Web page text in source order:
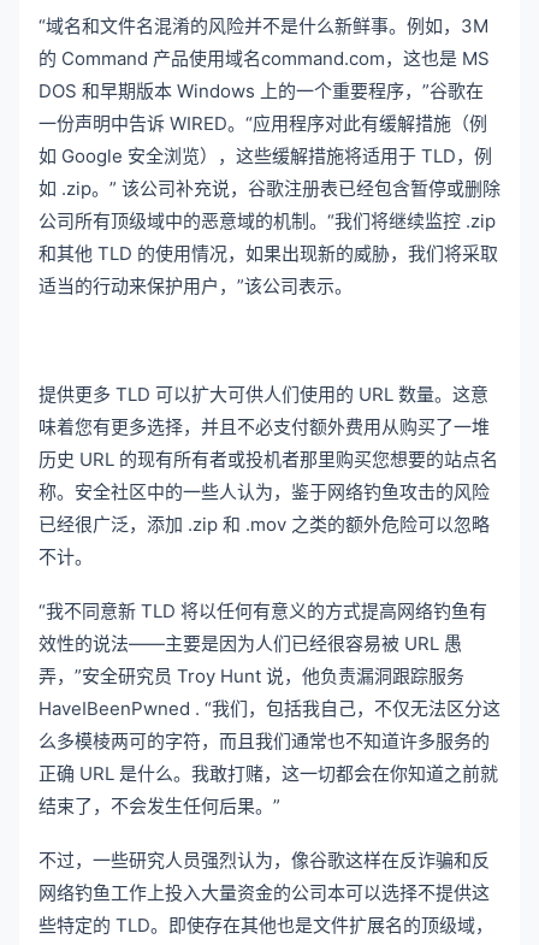
“域名和文件名混淆的风险并不是什么新鲜事。例如，3M
的 Command 产品使用域名command.com，这也是 MS
DOS 和早期版本 Windows 上的一个重要程序，”谷歌在
一份声明中告诉 WIRED。“应用程序对此有缓解措施（例
如 Google 安全浏览），这些缓解措施将适用于 TLD，例
如 .zip。” 该公司补充说，谷歌注册表已经包含暂停或删除
公司所有顶级域中的恶意域的机制。“我们将继续监控 .zip
和其他 TLD 的使用情况，如果出现新的威胁，我们将采取
适当的行动来保护用户，”该公司表示。
提供更多 TLD 可以扩大可供人们使用的 URL 数量。 这意
味着您有更多选择，并且不必支付额外费用从购买了一堆
历史 URL 的现有所有者或投机者那里购买您想要的站点名
称。 安全社区中的一些人认为，鉴于网络钓鱼攻击的风险
已经很广泛，添加 .zip 和 .mov 之类的额外危险可以忽略
不计。
“我不同意新 TLD 将以任何有意义的方式提高网络钓鱼有
效性的说法——主要是因为人们已经很容易被 URL 愚
弄，”安全研究员 Troy Hunt 说，他负责漏洞跟踪服务
HaveIBeenPwned . “我们，包括我自己，不仅无法区分这
么多模棱两可的字符，而且我们通常也不知道许多服务的
正确 URL 是什么。 我敢打赌，这一切都会在你知道之前就
结束了，不会发生任何后果。”
不过，一些研究人员强烈认为，像谷歌这样在反诈骗和反
网络钓鱼工作上投入大量资金的公司本可以选择不提供这
些特定的 TLD。即使存在其他也是文件扩展名的顶级域，